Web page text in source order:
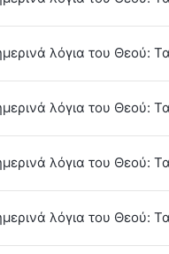
λόγια του Θεού:
λόγια του Θεού:
λόγια του Θεού:
λόγια του Θεού: